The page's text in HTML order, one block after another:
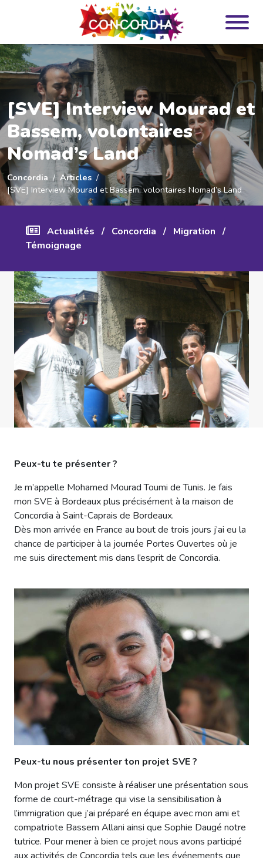
[SVE] Interview Mourad et
Bassem, volontaires
Nomad’s Land
Concordia
Articles
[SVE] Interview Mourad et Bassem, volontaires Nomad’s Land
Actualités / Concordia / Migration /
Témoignage
Peux-tu te présenter ?
Je m’appelle Mohamed Mourad Toumi de Tunis. Je fais
mon SVE à Bordeaux plus précisément à la maison de
Concordia à Saint-Caprais de Bordeaux.
Dès mon arrivée en France au bout de trois jours j’ai eu la
chance de participer à la journée Portes Ouvertes où je
me suis directement mis dans l’esprit de Concordia.
Peux-tu nous présenter ton projet SVE ?
Mon projet SVE consiste à réaliser une présentation sous
forme de court-métrage qui vise la sensibilisation à
l’immigration que j’ai préparé en équipe avec mon ami et
compatriote Bassem Allani ainsi que Sophie Daugé notre
tutrice. Pour mener à bien ce projet nous avons participé
Panneau de gestion des cookies